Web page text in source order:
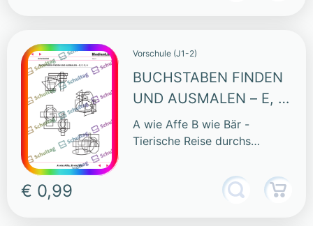
Vorschule (J1-2)
BUCHSTABEN FINDEN
UND AUSMALEN – E, F,
G, H
A wie Affe B wie Bär -
Tierische Reise durchs
€ 0,99